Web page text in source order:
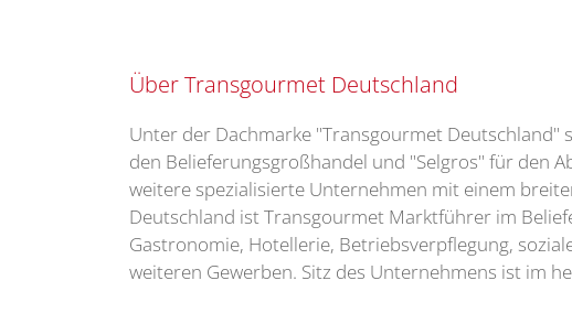
Über Transgourmet Deutschland
Unter der Dachmarke "Transgourmet Deutschland"
den Belieferungsgroßhandel und "Selgros" für den
weitere spezialisierte Unternehmen mit einem
Deutschland ist Transgourmet Marktführer im
Gastronomie, Hotellerie, Betriebsverpflegung,
weiteren Gewerben. Sitz des Unternehmens ist im